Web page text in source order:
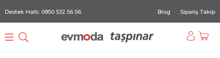
Destek Hattı: 0850 532 56 56 Blog Sipariş Takip